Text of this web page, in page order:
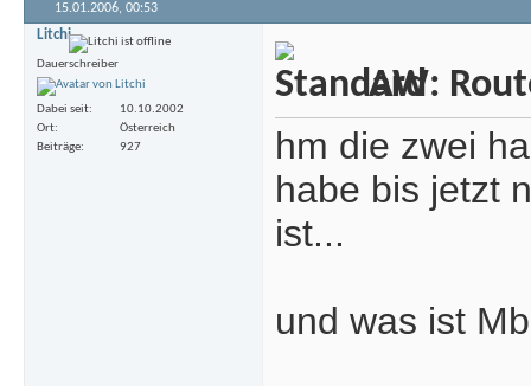
15.01.2006, 00:53
Litchi
Dauerschreiber
Dabei seit
10.10.2002
Ort
Österreich
Beiträge
927
AW:
hm die zwei
habe bis jetzt
ist...
und was ist